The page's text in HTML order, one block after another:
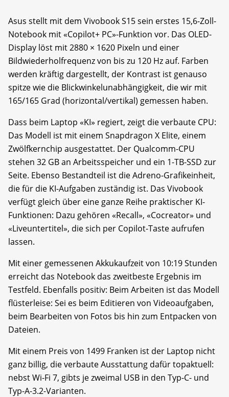
Asus stellt mit dem Vivobook S15 sein erstes 15,6-Zoll-
Notebook mit «Copilot+ PC»-Funktion vor. Das OLED-
Display löst mit 2880 × 1620 Pixeln und einer
Bildwiederholfrequenz von bis zu 120 Hz auf. Farben
werden kräftig dargestellt, der Kontrast ist genauso
spitze wie die Blickwinkelunabhängigkeit, die wir mit
165/165 Grad (horizontal/vertikal) gemessen haben.
Dass beim Laptop «KI» regiert, zeigt die verbaute CPU:
Das Modell ist mit einem Snapdragon X Elite, einem
Zwölfkernchip ausgestattet. Der Qualcomm-CPU
stehen 32 GB an Arbeitsspeicher und ein 1-TB-SSD zur
Seite. Ebenso Bestandteil ist die Adreno-Grafikeinheit,
die für die KI-Aufgaben zuständig ist. Das Vivobook
verfügt gleich über eine ganze Reihe praktischer KI-
Funktionen: Dazu gehören «Recall», «Cocreator» und
«Liveuntertitel», die sich per Copilot-Taste aufrufen
lassen.
Mit einer gemessenen Akkukaufzeit von 10:19 Stunden
erreicht das Notebook das zweitbeste Ergebnis im
Testfeld. Ebenfalls positiv: Beim Arbeiten ist das Modell
flüsterleise: Sei es beim Editieren von Videoaufgaben,
beim Bearbeiten von Fotos bis hin zum Entpacken von
Dateien.
Mit einem Preis von 1499 Franken ist der Laptop nicht
ganz billig, die verbaute Ausstattung dafür topaktuell:
nebst Wi-Fi 7, gibts je zweimal USB in den Typ-C- und
Typ-A-3.2-Varianten.